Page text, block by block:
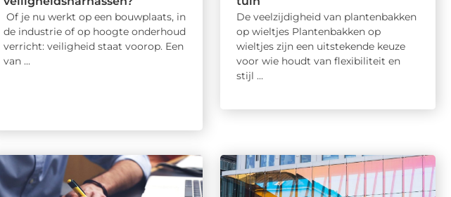
Of je nu werkt op een bouwplaats, in
de industrie of op hoogte onderhoud
verricht: veiligheid staat voorop. Een
van ...
De veelzijdigheid van plantenbakken
op wieltjes Plantenbakken op
wieltjes zijn een uitstekende keuze
voor wie houdt van flexibiliteit en
stijl ...